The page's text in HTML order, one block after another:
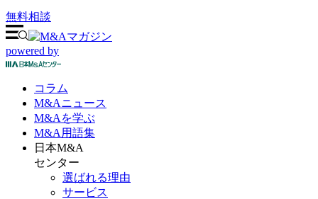
無料相談
powered by
コラム
M&Aニュース
M&Aを学ぶ
M&A 用語集
日本M&A
センター
選ばれる理由
サービス